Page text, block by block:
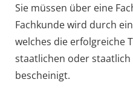
Sie müssen über eine
Fachkunde wird durch
welches die erfolgreiche
staatlichen oder
bescheinigt.